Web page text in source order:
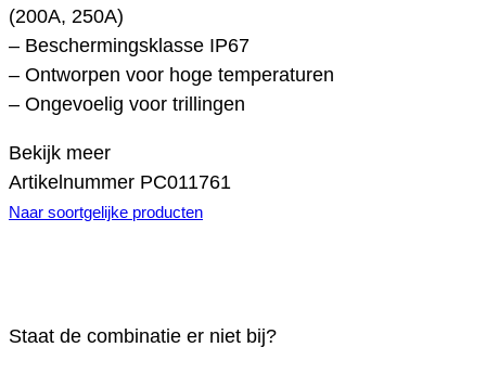
(200A, 250A)
– Beschermingsklasse IP67
– Ontworpen voor hoge temperaturen
– Ongevoelig voor trillingen
Bekijk meer
Artikelnummer PC011761
Naar soortgelijke producten
Staat de combinatie er niet bij?